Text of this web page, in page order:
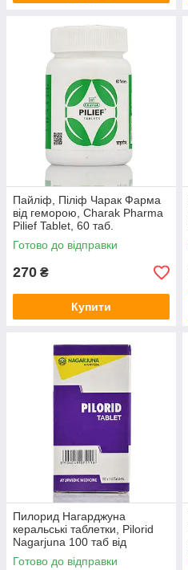
Пайліф, Піліф Чарак Фарма
від геморою, Charak Pharma
Pilief Tablet, 60 таб.
Готово до відправки
270 ₴
Купити
Пилорид Нагарджуна
керальські таблетки, Pilorid
Nagarjuna 100 таб від
геморою, від болю
Готово до відправки